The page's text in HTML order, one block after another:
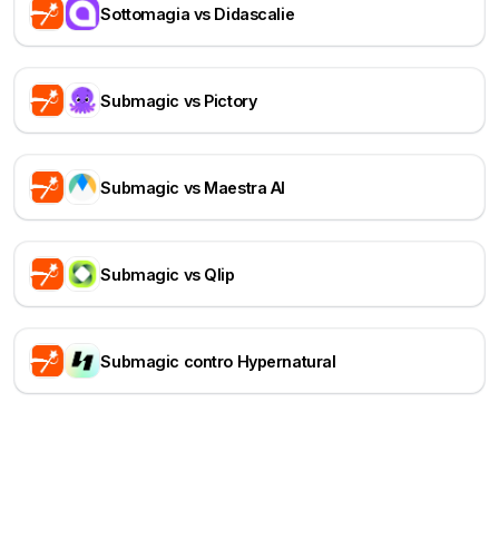
Sottomagia vs Didascalie
Submagic vs Pictory
Submagic vs Maestra AI
Submagic vs Qlip
Submagic contro Hypernatural